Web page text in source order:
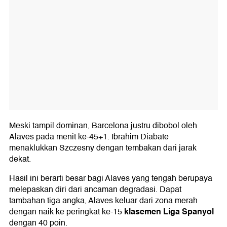
Meski tampil dominan, Barcelona justru dibobol oleh
Alaves pada menit ke-45+1. Ibrahim Diabate
menaklukkan Szczesny dengan tembakan dari jarak
dekat.
Hasil ini berarti besar bagi Alaves yang tengah berupaya
melepaskan diri dari ancaman degradasi. Dapat
tambahan tiga angka, Alaves keluar dari zona merah
dengan naik ke peringkat ke-15klasemen Liga Spanyol
dengan 40 poin.